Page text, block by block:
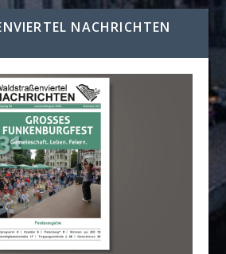
NACHRICHTEN A